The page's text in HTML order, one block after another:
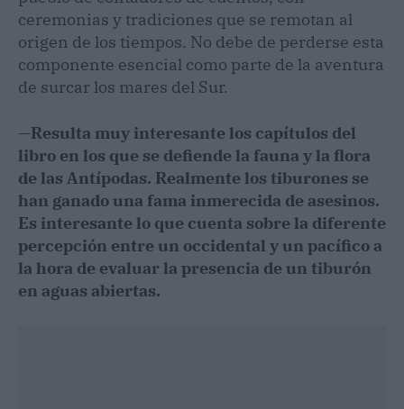
ceremonias y tradiciones que se remotan al
origen de los tiempos. No debe de perderse esta
componente esencial como parte de la aventura
de surcar los mares del Sur.
—Resulta muy interesante los capítulos del
libro en los que se defiende la fauna y la flora
de las Antípodas. Realmente los tiburones se
han ganado una fama inmerecida de asesinos.
Es interesante lo que cuenta sobre la diferente
percepción entre un occidental y un pacífico a
la hora de evaluar la presencia de un tiburón
en aguas abiertas.